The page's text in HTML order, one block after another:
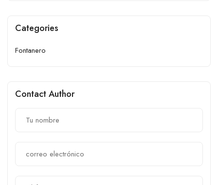
Categories
Fontanero
Contact Author